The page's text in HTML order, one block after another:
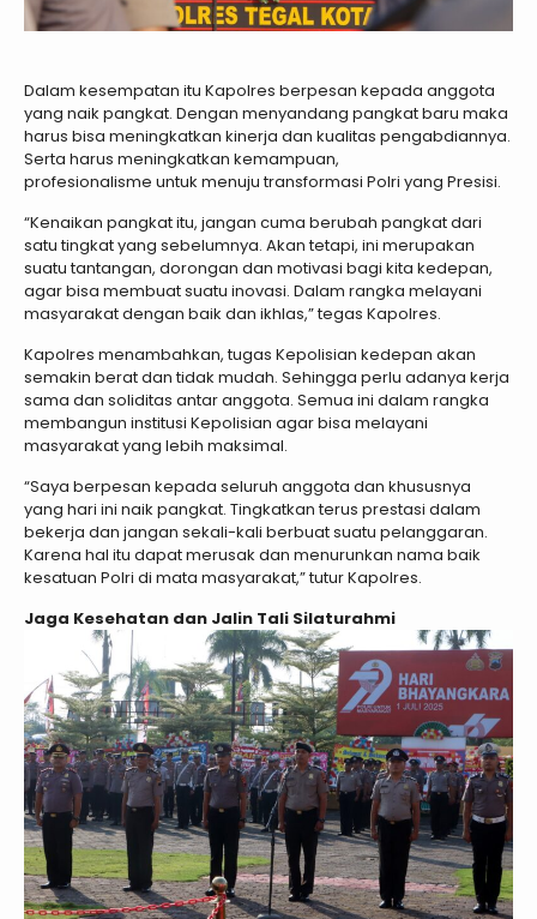
Dalam kesempatan itu Kapolres berpesan kepada anggota
yang naik pangkat. Dengan menyandang pangkat baru maka
harus bisa meningkatkan kinerja dan kualitas pengabdiannya.
Serta harus meningkatkan kemampuan,
profesionalisme untuk menuju transformasi Polri yang Presisi.
“Kenaikan pangkat itu, jangan cuma berubah pangkat dari
satu tingkat yang sebelumnya. Akan tetapi, ini merupakan
suatu tantangan, dorongan dan motivasi bagi kita kedepan,
agar bisa membuat suatu inovasi. Dalam rangka melayani
masyarakat dengan baik dan ikhlas,” tegas Kapolres.
Kapolres menambahkan, tugas Kepolisian kedepan akan
semakin berat dan tidak mudah. Sehingga perlu adanya kerja
sama dan soliditas antar anggota. Semua ini dalam rangka
membangun institusi Kepolisian agar bisa melayani
masyarakat yang lebih maksimal.
“Saya berpesan kepada seluruh anggota dan khususnya
yang hari ini naik pangkat. Tingkatkan terus prestasi dalam
bekerja dan jangan sekali-kali berbuat suatu pelanggaran.
Karena hal itu dapat merusak dan menurunkan nama baik
kesatuan Polri di mata masyarakat,” tutur Kapolres.
Jaga Kesehatan dan Jalin Tali Silaturahmi